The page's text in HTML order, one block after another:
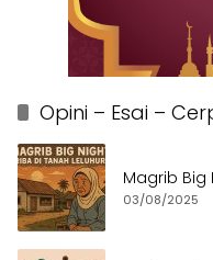
Opini – Esai –
Magrib Big
03/08/2025